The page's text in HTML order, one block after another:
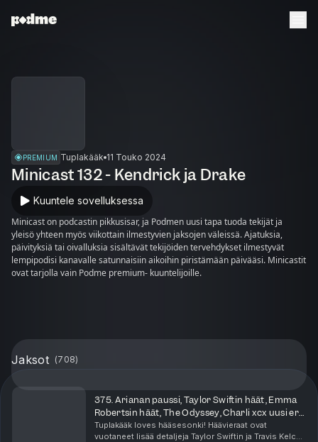
PREMIUM Tuplakääk 11 Touko 2024
Minicast 132 - Kendrick ja Drake
Kuuntele sovelluksessa
Minicast on podcastin pikkusisar, ja Podmen uusi tapa tuoda tekijät ja
yleisö yhteen myös viikottain ilmestyvien jaksojen väleissä. Ajatuksia,
päivityksiä tai oivalluksia sisältävät tekijöiden tervehdykset ilmestyvät
lempipodisi kanavalle satunnaisiin aikoihin piristämään päivääsi. Minicastit
ovat tarjolla vain Podme premium- kuuntelijoille.
Jaksot (708)
375. Arianan paussi, Taylor Swiftin häät, Emma
Robertsin häät, The Odyssey, Charli xcx uusi era,
Zara Larsson
Tuplakääk loves hääsesonki! Häävieraat ovat
vuotaneet lisää detaljeja Taylor Swiftin ja Travis Kelcen